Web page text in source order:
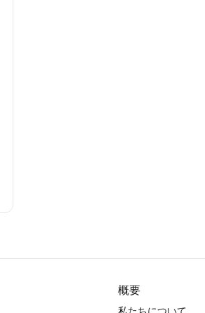
概要